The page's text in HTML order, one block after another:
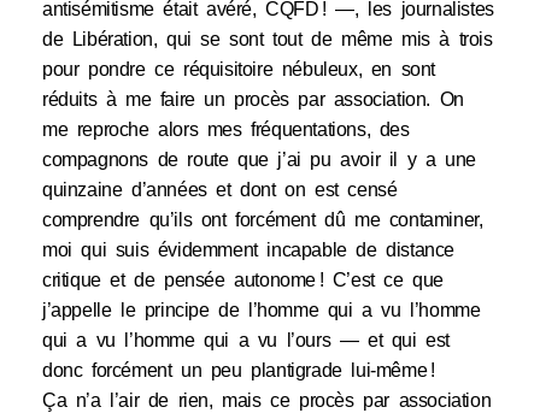
antisémitisme était avéré, CQFD ! —, les journalistes
de Libération, qui se sont tout de même mis à trois
pour pondre ce réquisitoire nébuleux, en sont
réduits à me faire un procès par association. On
me reproche alors mes fréquentations, des
compagnons de route que j’ai pu avoir il y a une
quinzaine d’années et dont on est censé
comprendre qu’ils ont forcément dû me contaminer,
moi qui suis évidemment incapable de distance
critique et de pensée autonome ! C’est ce que
j’appelle le principe de l’homme qui a vu l’homme
qui a vu l’homme qui a vu l’ours — et qui est
donc forcément un peu plantigrade lui-même !
Ça n’a l’air de rien, mais ce procès par association